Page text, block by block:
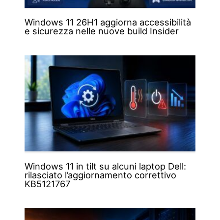
Windows 11 26H1 aggiorna accessibilità
e sicurezza nelle nuove build Insider
Windows 11 in tilt su alcuni laptop Dell:
rilasciato l’aggiornamento correttivo
KB5121767